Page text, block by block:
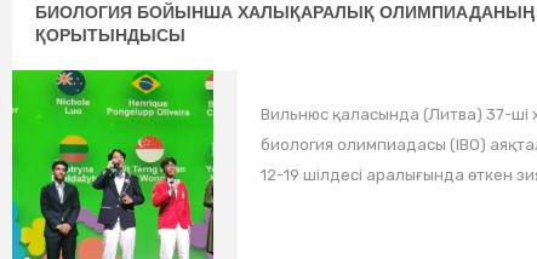
БИОЛОГИЯ БОЙЫНША ХАЛЫҚАРАЛЫҚ ОЛИМПИАДАНЫҢ
ҚОРЫТЫНДЫСЫ
Вильнюс қаласында (Литва) 37-ші
биология олимпиадасы (IBO)
12-19 шілдесі аралығында өткен